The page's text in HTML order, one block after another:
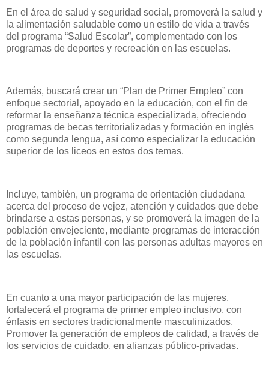
En el área de salud y seguridad social, promoverá la salud y
la alimentación saludable como un estilo de vida a través
del programa “Salud Escolar”, complementado con los
programas de deportes y recreación en las escuelas.
Además, buscará crear un “Plan de Primer Empleo” con
enfoque sectorial, apoyado en la educación, con el fin de
reformar la enseñanza técnica especializada, ofreciendo
programas de becas territorializadas y formación en inglés
como segunda lengua, así como especializar la educación
superior de los liceos en estos dos temas.
Incluye, también, un programa de orientación ciudadana
acerca del proceso de vejez, atención y cuidados que debe
brindarse a estas personas, y se promoverá la imagen de la
población envejeciente, mediante programas de interacción
de la población infantil con las personas adultas mayores en
las escuelas.
En cuanto a una mayor participación de las mujeres,
fortalecerá el programa de primer empleo inclusivo, con
énfasis en sectores tradicionalmente masculinizados.
Promover la generación de empleos de calidad, a través de
los servicios de cuidado, en alianzas público-privadas.